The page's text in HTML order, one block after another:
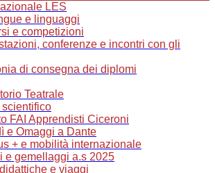
LES
e linguaggi
e competizioni
conferenze e incontri con gli
di consegna dei diplomi
Teatrale
scientifico
FAI Apprendisti Ciceroni
e Omaggi a Dante
+ e mobilità internazionale
e gemellaggi a.s 2025
e viaggi